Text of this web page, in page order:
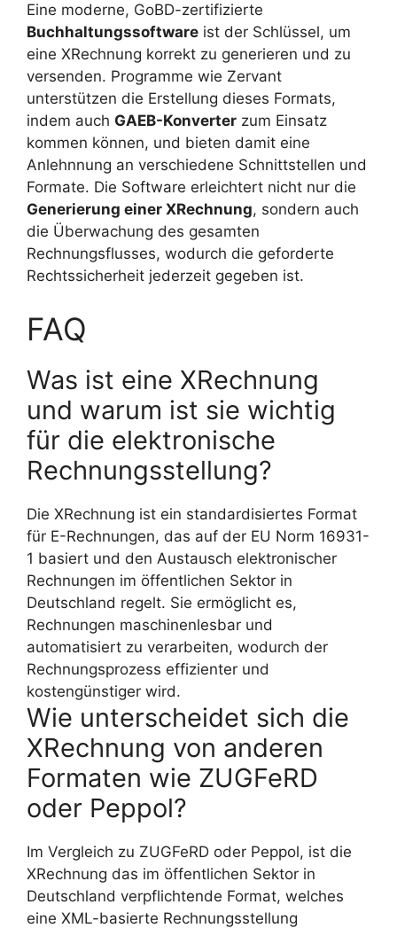
Eine moderne, GoBD-zertifizierte
Buchhaltungssoftware ist der Schlüssel, um
eine XRechnung korrekt zu generieren und zu
versenden. Programme wie Zervant
unterstützen die Erstellung dieses Formats,
indem auch GAEB-Konverter zum Einsatz
kommen können, und bieten damit eine
Anlehnnung an verschiedene Schnittstellen und
Formate. Die Software erleichtert nicht nur die
Generierung einer XRechnung, sondern auch
die Überwachung des gesamten
Rechnungsflusses, wodurch die geforderte
Rechtssicherheit jederzeit gegeben ist.
FAQ
Was ist eine XRechnung
und warum ist sie wichtig
für die elektronische
Rechnungsstellung?
Die XRechnung ist ein standardisiertes Format
für E-Rechnungen, das auf der EU Norm 16931-
1 basiert und den Austausch elektronischer
Rechnungen im öffentlichen Sektor in
Deutschland regelt. Sie ermöglicht es,
Rechnungen maschinenlesbar und
automatisiert zu verarbeiten, wodurch der
Rechnungsprozess effizienter und
kostengünstiger wird.
Wie unterscheidet sich die
XRechnung von anderen
Formaten wie ZUGFeRD
oder Peppol?
Im Vergleich zu ZUGFeRD oder Peppol, ist die
XRechnung das im öffentlichen Sektor in
Deutschland verpflichtende Format, welches
eine XML-basierte Rechnungsstellung